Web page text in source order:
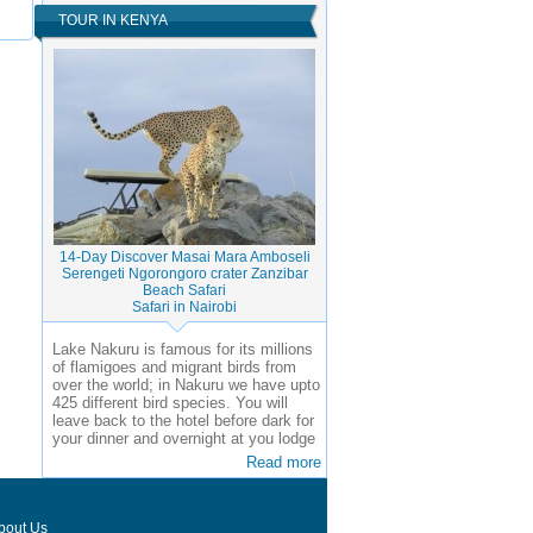
TOUR IN KENYA
14-Day Discover Masai Mara Amboseli
Serengeti Ngorongoro crater Zanzibar
Beach Safari
Safari in Nairobi
Lake Nakuru is famous for its millions
of flamigoes and migrant birds from
over the world; in Nakuru we have upto
425 different bird species. You will
leave back to the hotel before dark for
your dinner and overnight at you lodge
Read more
Us